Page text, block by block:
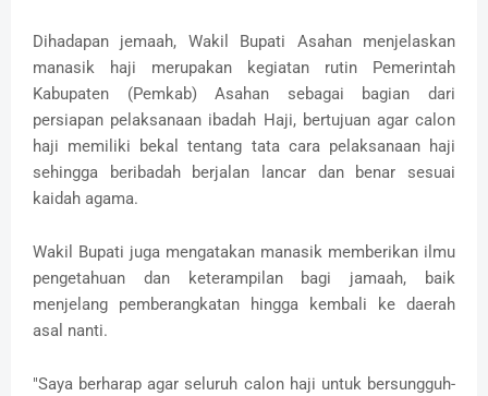
Dihadapan jemaah, Wakil Bupati Asahan menjelaskan
manasik haji merupakan kegiatan rutin Pemerintah
Kabupaten (Pemkab) Asahan sebagai bagian dari
persiapan pelaksanaan ibadah Haji, bertujuan agar calon
haji memiliki bekal tentang tata cara pelaksanaan haji
sehingga beribadah berjalan lancar dan benar sesuai
kaidah agama.
Wakil Bupati juga mengatakan manasik memberikan ilmu
pengetahuan dan keterampilan bagi jamaah, baik
menjelang pemberangkatan hingga kembali ke daerah
asal nanti.
"Saya berharap agar seluruh calon haji untuk bersungguh-